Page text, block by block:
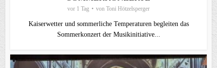
vor 1 Tag von Toni Hötzelsperger
Kaiserwetter und sommerliche Temperaturen begleiten das
Sommerkonzert der Musikinitiative...